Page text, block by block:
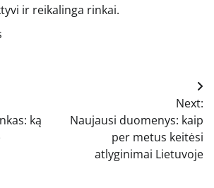
ir reikalinga rinkai.
ką
Next:
Naujausi duomenys: kaip
per metus keitėsi
atlyginimai Lietuvoje